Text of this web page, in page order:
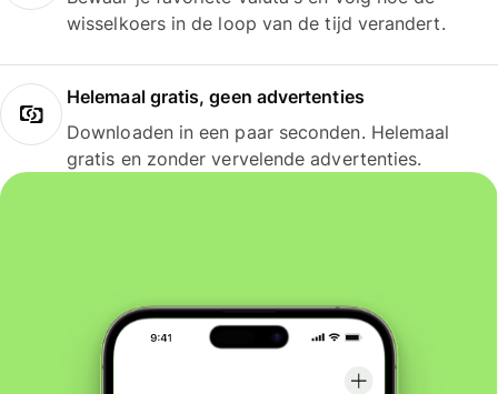
wisselkoers in de loop van de tijd verandert.
Helemaal gratis, geen advertenties
Downloaden in een paar seconden. Helemaal
gratis en zonder vervelende advertenties.